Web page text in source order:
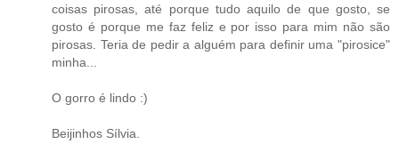
coisas pirosas, até porque tudo aquilo de que gosto, se
gosto é porque me faz feliz e por isso para mim não são
pirosas. Teria de pedir a alguém para definir uma "pirosice"
minha...
O gorro é lindo :)
Beijinhos Sílvia.